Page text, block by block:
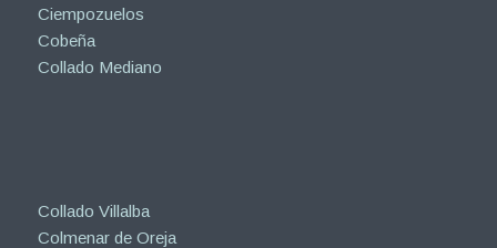
Ciempozuelos
Cobeña
Collado Mediano
Collado Villalba
Colmenar de Oreja